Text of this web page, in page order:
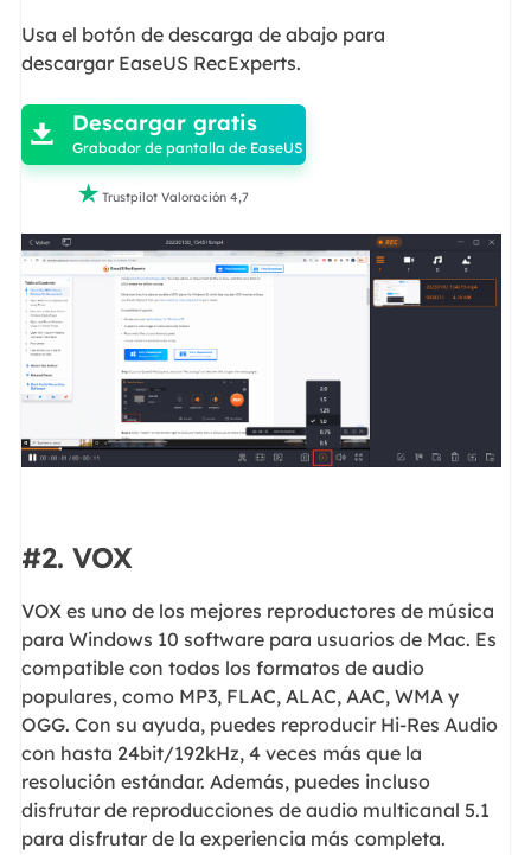
Usa el botón de descarga de abajo para
descargar EaseUS RecExperts.

 Descargar gratis
Grabador de pantalla de EaseUS
 Trustpilot Valoración 4,7
#2. VOX
VOX es uno de los mejores reproductores de música
para Windows 10 software para usuarios de Mac. Es
compatible con todos los formatos de audio
populares, como MP3, FLAC, ALAC, AAC, WMA y
OGG. Con su ayuda, puedes reproducir Hi-Res Audio
con hasta 24bit/192kHz, 4 veces más que la
resolución estándar. Además, puedes incluso
disfrutar de reproducciones de audio multicanal 5.1
para disfrutar de la experiencia más completa.